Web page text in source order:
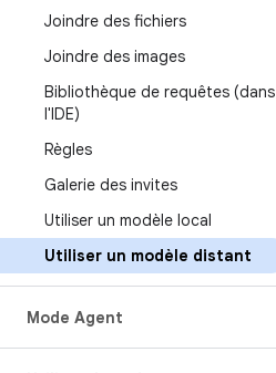
Joindre des fichiers
Joindre des images
Bibliothèque de requêtes (dans
l'IDE)
Règles
Galerie des invites
Utiliser un modèle local
Utiliser un modèle distant
Mode Agent